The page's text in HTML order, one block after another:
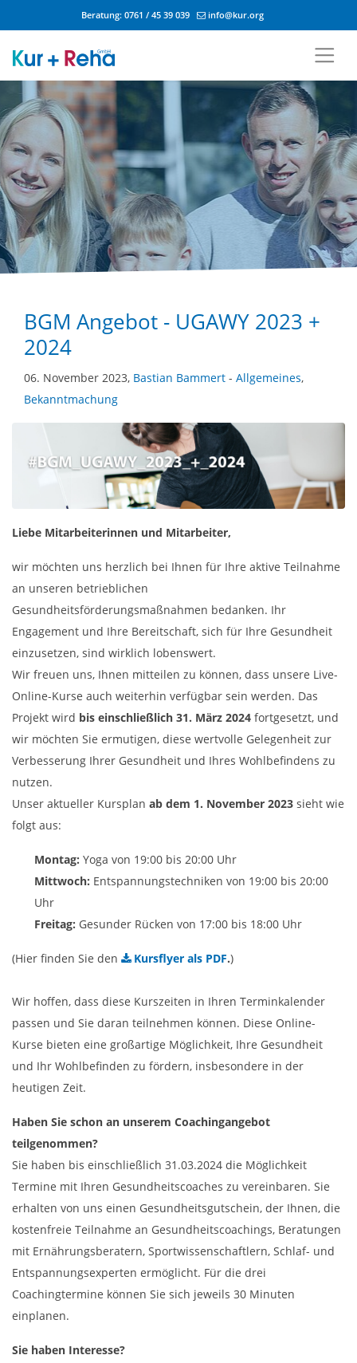
Beratung: 0761 / 45 39 039 info@kur.org
BGM Angebot - UGAWY 2023 +
2024
06. November 2023, Bastian Bammert - Allgemeines,
Bekanntmachung
Liebe Mitarbeiterinnen und Mitarbeiter,
wir möchten uns herzlich bei Ihnen für Ihre aktive Teilnahme
an unseren betrieblichen
Gesundheitsförderungsmaßnahmen bedanken. Ihr
Engagement und Ihre Bereitschaft, sich für Ihre Gesundheit
einzusetzen, sind wirklich lobenswert.
Wir freuen uns, Ihnen mitteilen zu können, dass unsere Live-
Online-Kurse auch weiterhin verfügbar sein werden. Das
Projekt wird bis einschließlich 31. März 2024 fortgesetzt, und
wir möchten Sie ermutigen, diese wertvolle Gelegenheit zur
Verbesserung Ihrer Gesundheit und Ihres Wohlbefindens zu
nutzen.
Unser aktueller Kursplan ab dem 1. November 2023 sieht wie
folgt aus:
Montag: Yoga von 19:00 bis 20:00 Uhr
Mittwoch: Entspannungstechniken von 19:00 bis 20:00
Uhr
Freitag: Gesunder Rücken von 17:00 bis 18:00 Uhr
(Hier finden Sie den Kursflyer als PDF.)
Wir hoffen, dass diese Kurszeiten in Ihren Terminkalender
passen und Sie daran teilnehmen können. Diese Online-
Kurse bieten eine großartige Möglichkeit, Ihre Gesundheit
und Ihr Wohlbefinden zu fördern, insbesondere in der
heutigen Zeit.
Haben Sie schon an unserem Coachingangebot
teilgenommen?
Sie haben bis einschließlich 31.03.2024 die Möglichkeit
Termine mit Ihren Gesundheitscoaches zu vereinbaren. Sie
erhalten von uns einen Gesundheitsgutschein, der Ihnen, die
kostenfreie Teilnahme an Gesundheitscoachings, Beratungen
mit Ernährungsberatern, Sportwissenschaftlern, Schlaf- und
Entspannungsexperten ermöglicht. Für die drei
Coachingtermine können Sie sich jeweils 30 Minuten
einplanen.
Sie haben Interesse?